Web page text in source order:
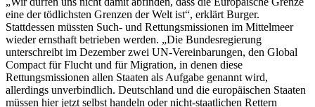
eine der tödlichsten Grenzen der Welt ist“, erklärt Burger.
Stattdessen müssten Such- und Rettungsmissionen im Mittelmeer
wieder ernsthaft betrieben werden. „Die Bundesregierung
unterschreibt im Dezember zwei UN-Vereinbarungen, den Global
Compact für Flucht und für Migration, in denen diese
Rettungsmissionen allen Staaten als Aufgabe genannt wird,
allerdings unverbindlich. Deutschland und die europäischen Staaten
müssen hier jetzt selbst handeln oder nicht-staatlichen Rettern